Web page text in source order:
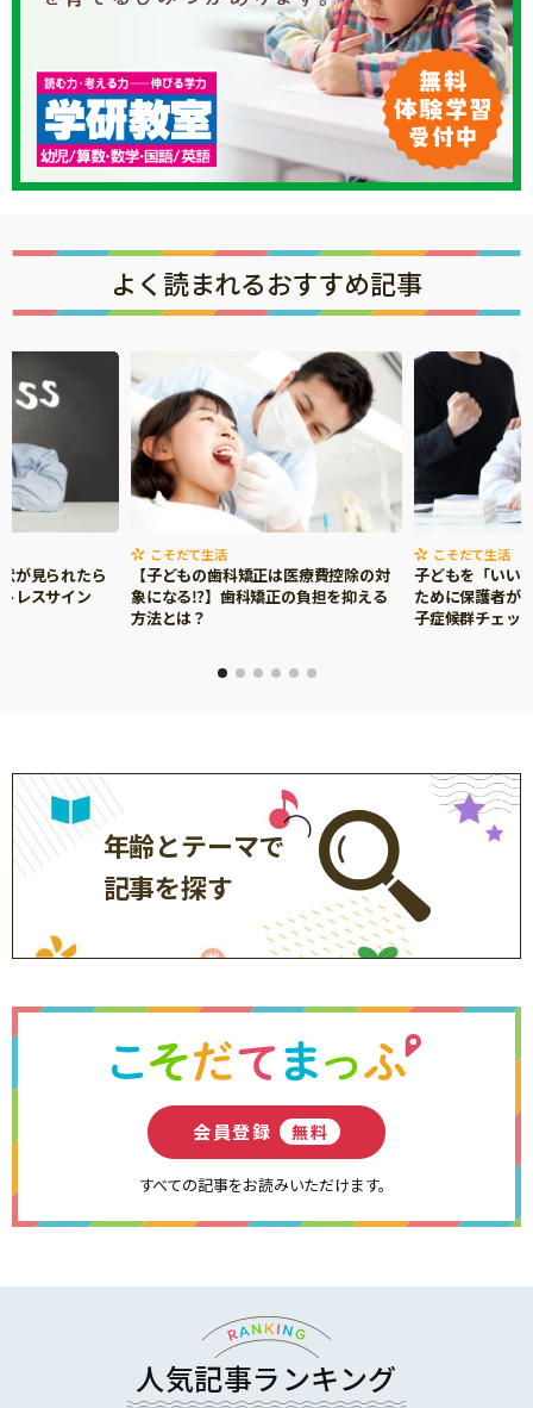
よく読まれるおすすめ記事
が見られたら
レスサイン
こそだて生活
【子どもの歯科矯正は医療費控除の対
象になる⁉】歯科矯正の負担を抑える
方法とは？
こそだて生活
子どもを「いい
ために保護者が
子症候群チェッ
年齢とテーマで
記事を探す
会員登録 無料
すべての記事をお読みいただけます。
人気記事ランキング